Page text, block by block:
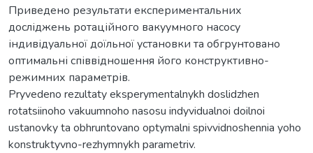
Приведено результати експериментальних
досліджень ротаційного вакуумного насосу
індивідуальної доїльної установки та обгрунтовано
оптимальні співвідношення його конструктивно-
режимних параметрів.
Pryvedeno rezultaty eksperymentalnykh doslidzhen
rotatsiinoho vakuumnoho nasosu indyvidualnoi doilnoi
ustanovky ta obhruntovano optymalni spivvidnoshennia yoho
konstruktyvno-rezhymnykh parametriv.